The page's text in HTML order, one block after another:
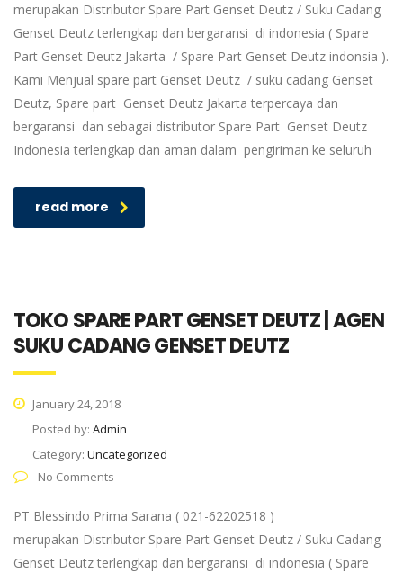
merupakan Distributor Spare Part Genset Deutz / Suku Cadang
Genset Deutz terlengkap dan bergaransi di indonesia ( Spare
Part Genset Deutz Jakarta / Spare Part Genset Deutz indonsia ).
Kami Menjual spare part Genset Deutz / suku cadang Genset
Deutz, Spare part Genset Deutz Jakarta terpercaya dan
bergaransi dan sebagai distributor Spare Part Genset Deutz
Indonesia terlengkap dan aman dalam pengiriman ke seluruh
read more
TOKO SPARE PART GENSET DEUTZ | AGEN
SUKU CADANG GENSET DEUTZ
January 24, 2018
Posted by: Admin
Category: Uncategorized
No Comments
PT Blessindo Prima Sarana ( 021-62202518 )
merupakan Distributor Spare Part Genset Deutz / Suku Cadang
Genset Deutz terlengkap dan bergaransi di indonesia ( Spare